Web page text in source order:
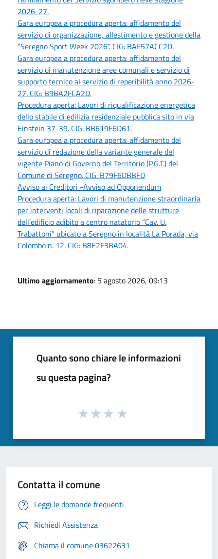
2026-27.
Gara europea a procedura aperta: affidamento del
servizio di organizzazione, allestimento e gestione della
“Seregno Sport Week 2026”. CIG: BAF57ACC2D.
Gara europea a procedura aperta: affidamento del
servizio di manutenzione aree comunali e servizio di
supporto tecnico al servizio di reperibilità anno 2026-
27. CIG: B9BA2FCA2D.
Procedura aperta: Lavori di riqualificazione energetica
dello stabile di edilizia residenziale pubblica sito in via
Einstein 37-39. CIG: BB619F6D61.
Gara europea a procedura aperta: affidamento del
servizio di redazione della variante generale del
vigente Piano di Governo del Territorio (P.G.T.) del
Comune di Seregno. CIG: B79F6DBBFD
Avviso ai Creditori -Avviso ad Opponendum
Procedura aperta: Lavori di manutenzione straordinaria
per interventi locali di riparazione delle strutture
dell’edificio adibito a centro natatorio “Cav. U.
Trabattoni” ubicato a Seregno in località La Porada, via
Colombo n. 12. CIG: B8E2F3BA04.
Ultimo aggiornamento: 5 agosto 2026, 09:13
Quanto sono chiare le informazioni
su questa pagina?
Contatta il comune
Leggi le domande frequenti
Richiedi Assistenza
Chiama il comune 03622631